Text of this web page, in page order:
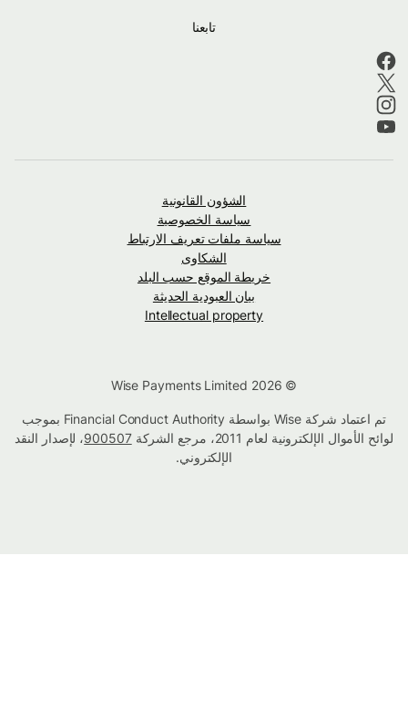
تابعنا
الشؤون القانونية
سياسة الخصوصية
سياسة ملفات تعريف الارتباط
الشكاوى
خريطة الموقع حسب البلد
بيان العبودية الحديثة
Intellectual property
تم اعتماد شركة Wise بواسطة Financial Conduct Authority بموجب
لوائح الأموال الإلكترونية لعام 2011، مرجع الشركة
900507، لإصدار النقد
الإلكتروني.